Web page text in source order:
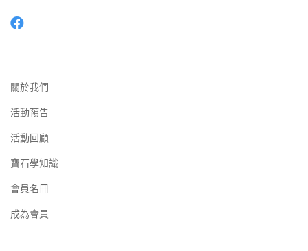
關於我們
活動預告
活動回顧
寶石學知識
會員名冊
成為會員